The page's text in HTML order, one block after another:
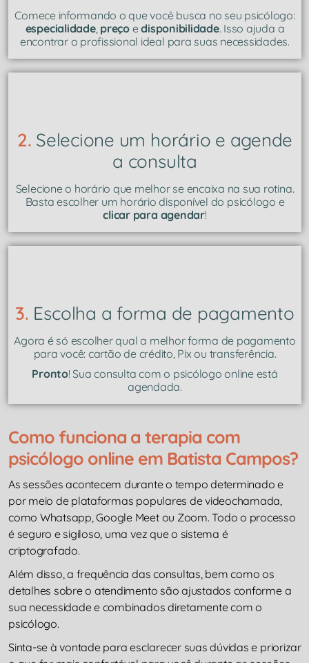
Comece informando o que você busca no seu psicólogo:
especialidade, preçoedisponibilidade. Isso ajuda a
encontrar o profissional ideal para suas necessidades.
2. Selecione um horário e agende
a consulta
Selecione o horário que melhor se encaixa na sua rotina.
Basta escolher um horário disponível do psicólogo e
clicar para agendar!
3. Escolha a forma de pagamento
Agora é só escolher qual a melhor forma de pagamento
para você: cartão de crédito, Pix ou transferência.
Pronto! Sua consulta com o psicólogo online está
agendada.
Como funciona a terapia com
psicólogo online em Batista Campos?
As sessões acontecem durante o tempo determinado e
por meio de plataformas populares de videochamada,
como Whatsapp, Google Meet ou Zoom. Todo o processo
é seguro e sigiloso, uma vez que o sistema é
criptografado.
Além disso, a frequência das consultas, bem como os
detalhes sobre o atendimento são ajustados conforme a
sua necessidade e combinados diretamente com o
psicólogo.
Sinta-se à vontade para esclarecer suas dúvidas e priorizar